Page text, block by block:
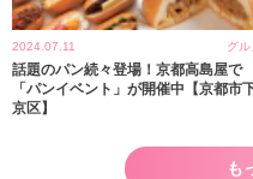
2024.07.11 グル
話題のパン続々登場！京都高島屋で
「パンイベント」が開催中【京都市
京区】
も